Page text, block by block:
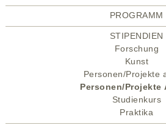
PROGRAMM
STIPENDIEN
Forschung
Kunst
Personen/Projekte
Personen/Projekte
Studienkurs
Praktika